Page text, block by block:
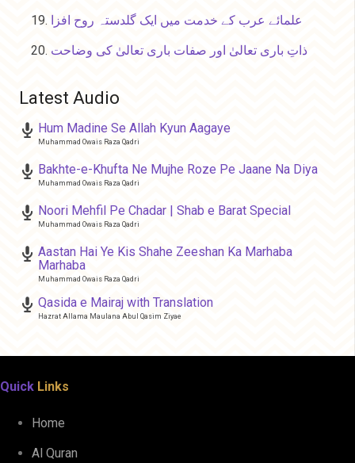
علمائے عرب کے خدمت میں ایک گلدستہ روح افزا
ذاتِ باری تعالیٰ اور صفات باری تعالیٰ کی وضاحت
Latest Audio
Hum Madine Se Allah Kyun Aagaye
Muhammad Owais Raza Qadri
Bakhte-e-Khufta Ne Mujhe Roze Pe Jaane Na Diya
Muhammad Owais Raza Qadri
Noori Mehfil Pe Chadar | Shab e Barat Special
Muhammad Owais Raza Qadri
Aastan Hai Ye Kis Shahe Zeeshan Ka Marhaba
Marhaba
Muhammad Owais Raza Qadri
Qasida e Mairaj with Translation
Hazrat Allama Maulana Abul Qasim Ziyae
Quick Links
Home
Al Quran